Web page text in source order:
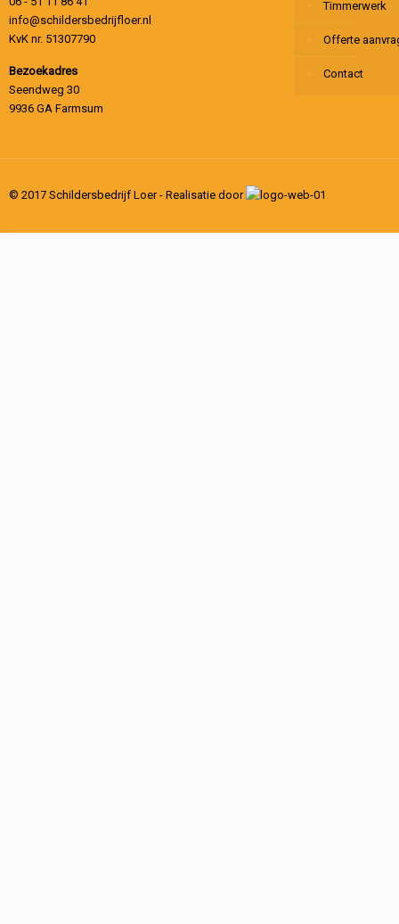
info@schildersbedrijfloer.nl
KvK nr. 51307790
Bezoekadres
Seendweg 30
9936 GA Farmsum
Timmerwerk
Offerte
Contact
© 2017 Schildersbedrijf Loer - Realisatie door